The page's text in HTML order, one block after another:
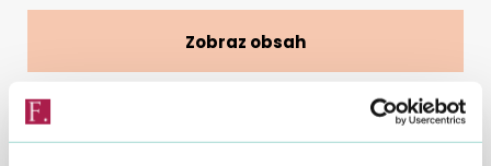
Kontakty
Zobraz obsah